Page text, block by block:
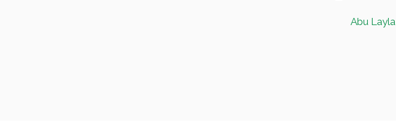
Abu Layla